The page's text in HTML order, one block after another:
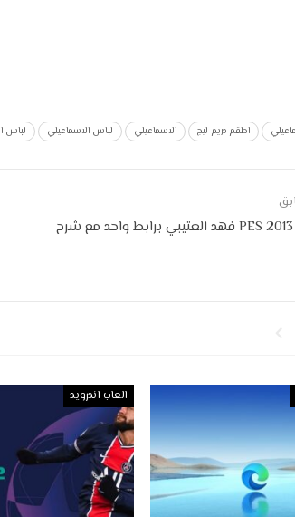
اطقم دريم ليج الاسماعيلي لباس الاسماعيلي لباس
التعليق العربي PES 2013 فهد العتيبي برابط واحد مع شرح
العاب اندرويد